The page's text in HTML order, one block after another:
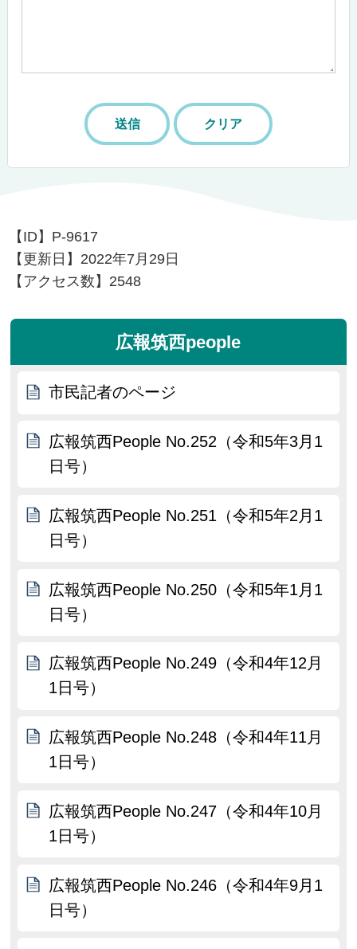
【ID】 P-9617
【更新日】 2022年7月29日
【アクセス数】 2548
広報筑西people
市民記者のページ
広報筑西People No.252（令和5年3月1
日号）
広報筑西People No.251（令和5年2月1
日号）
広報筑西People No.250（令和5年1月1
日号）
広報筑西People No.249（令和4年12月
1日号）
広報筑西People No.248（令和4年11月
1日号）
広報筑西People No.247（令和4年10月
1日号）
広報筑西People No.246（令和4年9月1
日号）